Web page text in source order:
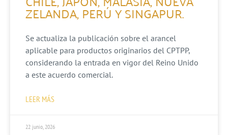
ZELANDA, PERÚ Y SINGAPUR.
Se actualiza la publicación sobre el arancel
aplicable para productos originarios del CPTPP,
considerando la entrada en vigor del Reino Unido
a este acuerdo comercial.
LEER MÁS
22 junio, 2026